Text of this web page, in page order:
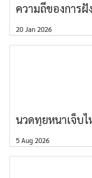
ความถี่ของการ
20 Jan 2026
นวดทุยหนาเจ็บไ
5 Aug 2026